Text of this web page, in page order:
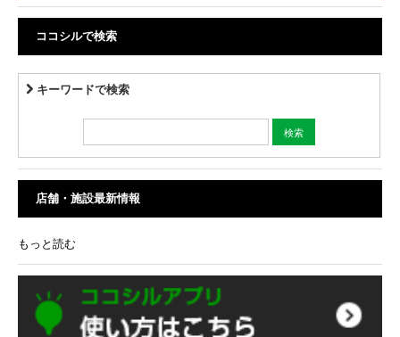
ココシルで検索
キーワードで検索
店舗・施設最新情報
もっと読む